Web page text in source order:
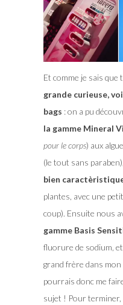
Et comme je sais que
grande curieuse,
bags : on a pu
la gamme Mineral
pour le corps) aux
(le tout sans paraben),
bien
plantes, avec une
coup). Ensuite nous
gamme Basis
fluorure de sodium,
grand frère dans
pourrais donc me
sujet ! Pour